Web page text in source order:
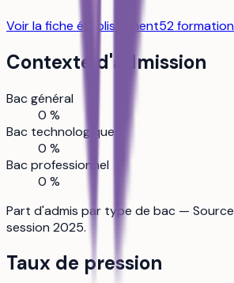
Voir la fiche établissement52formation
Contexte d'admission
Bac général
0 %
Bac technologique
0 %
Bac professionnel
0 %
Part d'admis par type de bac —
session 2025.
Taux de pression